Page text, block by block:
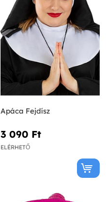
Apáca Fejdísz
3 090 Ft‎
ELÉRHETŐ